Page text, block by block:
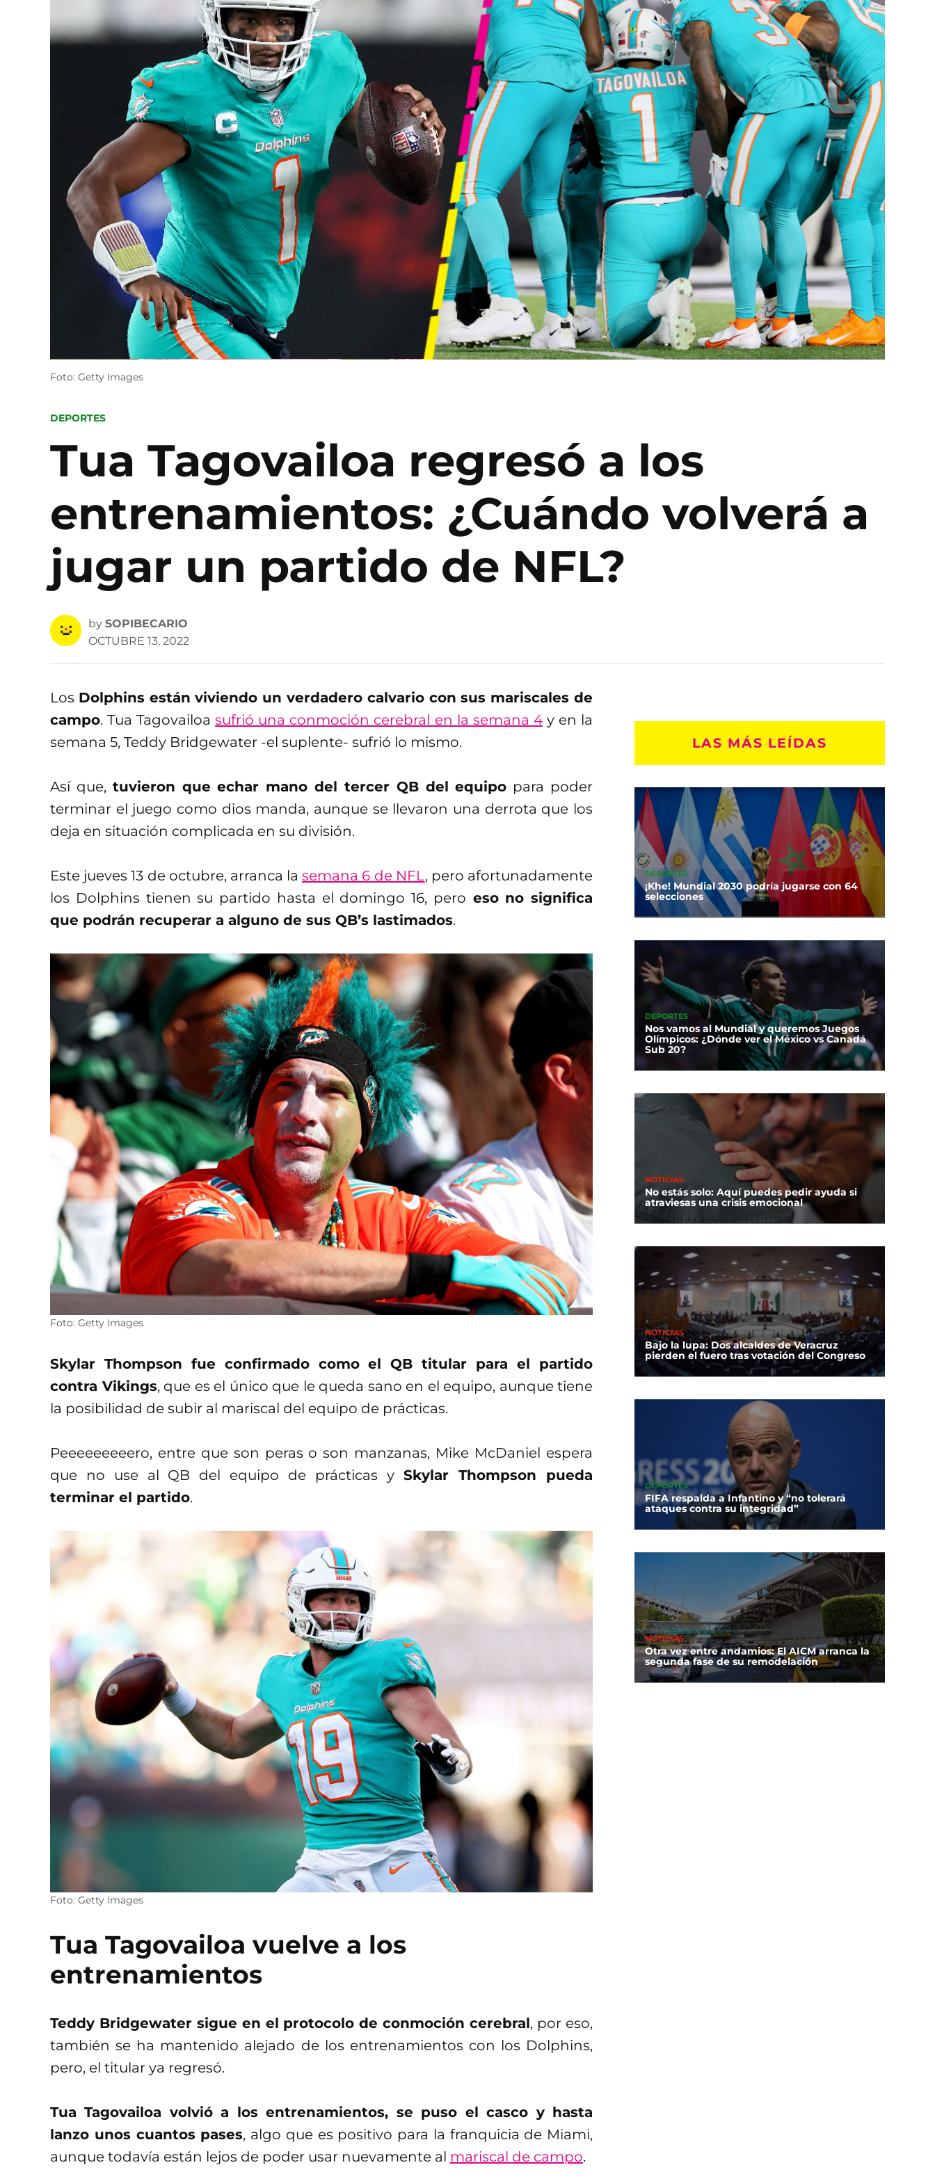
Foto: Getty Images
POSTED
DEPORTES
Tua Tagovailoa regresó a los
entrenamientos: ¿Cuándo volverá a
jugar un partido de NFL?
by SOPIBECARIO
OCTUBRE 13, 2022
Los Dolphins están viviendo un verdadero calvario con sus mariscales de
campo. Tua Tagovailoasufrió una conmoción cerebral en la semana 4y en la
semana 5, Teddy Bridgewater -el suplente- sufrió lo mismo.
Así que, tuvieron que echar mano del tercer QB del equipo para poder
terminar el juego como dios manda, aunque se llevaron una derrota que los
deja en situación complicada en su división.
Este jueves 13 de octubre, arranca lasemana 6 de NFL, pero afortunadamente
los Dolphins tienen su partido hasta el domingo 16, pero eso no significa
que podrán recuperar a alguno de sus QB’s lastimados.
Foto: Getty Images
Skylar Thompson fue confirmado como el QB titular para el partido
contra Vikings, que es el único que le queda sano en el equipo, aunque tiene
la posibilidad de subir al mariscal del equipo de prácticas.
Peeeeeeeeero, entre que son peras o son manzanas, Mike McDaniel espera
que no use al QB del equipo de prácticas ySkylar Thompson pueda
terminar el partido.
Foto: Getty Images
Tua Tagovailoa vuelve a los
entrenamientos
Teddy Bridgewater sigue en el protocolo de conmoción cerebral, por eso,
también se ha mantenido alejado de los entrenamientos con los Dolphins,
pero, el titular ya regresó.
Tua Tagovailoa volvió a los entrenamientos, se puso el casco y hasta
lanzo unos cuantos pases, algo que es positivo para la franquicia de Miami,
aunque todavía están lejos de poder usar nuevamente al mariscal de campo.
LAS MÁS LEÍDAS
DEPORTES
¡Khe! Mundial 2030 podría jugarse con 64
selecciones
DEPORTES
Nos vamos al Mundial y queremos Juegos
Olímpicos: ¿Dónde ver el México vs Canadá
Sub 20?
NOTICIAS
No estás solo: Aquí puedes pedir ayuda si
atraviesas una crisis emocional
NOTICIAS
Bajo la lupa: Dos alcaldes de Veracruz
pierden el fuero tras votación del Congreso
DEPORTES
FIFA respalda a Infantino y “no tolerará
ataques contra su integridad”
NOTICIAS
Otra vez entre andamios: El AICM arranca la
segunda fase de su remodelación